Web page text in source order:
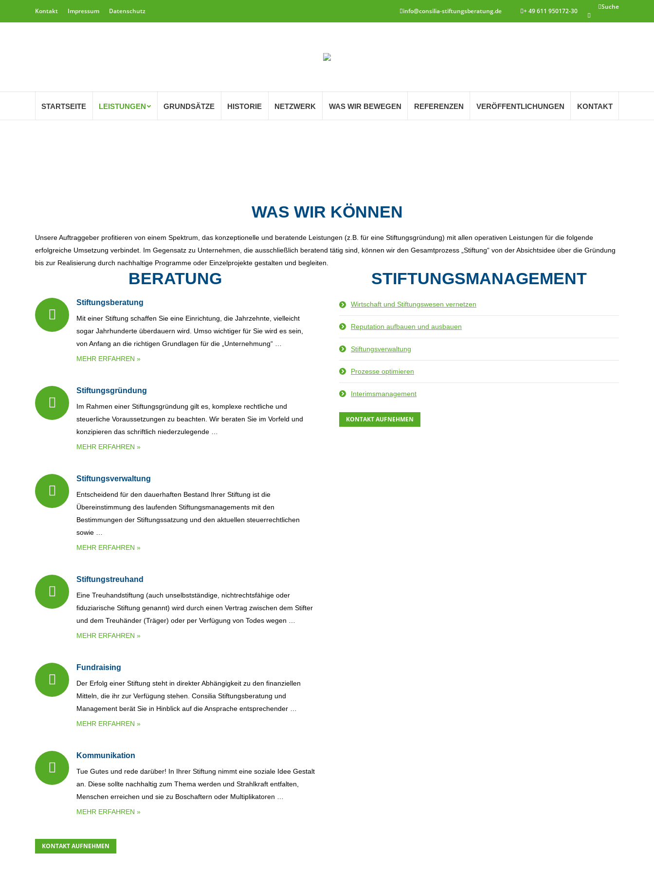
Kontakt Impressum Datenschutz info@consilia-stiftungsberatung.de + 49 611 950172-30
Search:Suche
STARTSEITE LEISTUNGEN GRUNDSÄTZE HISTORIE NETZWERK WAS WIR BEWEGEN REFERENZEN VERÖFFENTLICHUNGEN KONTAKT
WAS WIR KÖNNEN
Unsere Auftraggeber profitieren von einem Spektrum, das konzeptionelle und beratende Leistungen (z.B. für eine Stiftungsgründung) mit allen operativen Leistungen für die folgende
erfolgreiche Umsetzung verbindet. Im Gegensatz zu Unternehmen, die ausschließlich beratend tätig sind, können wir den Gesamtprozess „Stiftung“ von der Absichtsidee über die Gründung
bis zur Realisierung durch nachhaltige Programme oder Einzelprojekte gestalten und begleiten.
BERATUNG
Stiftungsberatung
Mit einer Stiftung schaffen Sie eine Einrichtung, die Jahrzehnte, vielleicht
sogar Jahrhunderte überdauern wird. Umso wichtiger für Sie wird es sein,
von Anfang an die richtigen Grundlagen für die „Unternehmung“ …
MEHR ERFAHREN »
Stiftungsgründung
Im Rahmen einer Stiftungsgründung gilt es, komplexe rechtliche und
steuerliche Voraussetzungen zu beachten. Wir beraten Sie im Vorfeld und
konzipieren das schriftlich niederzulegende …
MEHR ERFAHREN »
Stiftungsverwaltung
Entscheidend für den dauerhaften Bestand Ihrer Stiftung ist die
Übereinstimmung des laufenden Stiftungsmanagements mit den
Bestimmungen der Stiftungssatzung und den aktuellen steuerrechtlichen
sowie …
MEHR ERFAHREN »
Stiftungstreuhand
Eine Treuhandstiftung (auch unselbstständige, nichtrechtsfähige oder
fiduziarische Stiftung genannt) wird durch einen Vertrag zwischen dem Stifter
und dem Treuhänder (Träger) oder per Verfügung von Todes wegen …
MEHR ERFAHREN »
Fundraising
Der Erfolg einer Stiftung steht in direkter Abhängigkeit zu den finanziellen
Mitteln, die ihr zur Verfügung stehen. Consilia Stiftungsberatung und
Management berät Sie in Hinblick auf die Ansprache entsprechender …
MEHR ERFAHREN »
Kommunikation
Tue Gutes und rede darüber! In Ihrer Stiftung nimmt eine soziale Idee Gestalt
an. Diese sollte nachhaltig zum Thema werden und Strahlkraft entfalten,
Menschen erreichen und sie zu Boschaftern oder Multiplikatoren …
MEHR ERFAHREN »
KONTAKT AUFNEHMEN
STIFTUNGSMANAGEMENT
Wirtschaft und Stiftungswesen vernetzen
Reputation aufbauen und ausbauen
Stiftungsverwaltung
Prozesse optimieren
Interimsmanagement
KONTAKT AUFNEHMEN